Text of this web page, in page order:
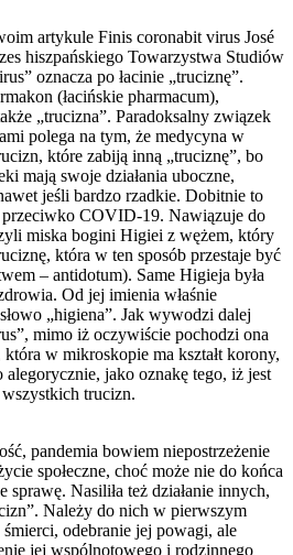
artykule Finis coronabit virus José
hiszpańskiego Towarzystwa Studiów
oznacza po łacinie „truciznę”.
(łacińskie pharmacum),
„trucizna”. Paradoksalny związek
polega na tym, że medycyna w
które zabiją inną „truciznę”, bo
mają swoje działania uboczne,
jeśli bardzo rzadkie. Dobitnie to
przeciwko COVID-19. Nawiązuje do
miska bogini Higiei z wężem, który
która w ten sposób przestaje być
– antidotum). Same Higieja była
Od jej imienia właśnie
„higiena”. Jak wywodzi dalej
mimo iż oczywiście pochodzi ona
w mikroskopie ma kształt korony,
jako oznakę tego, iż jest
trucizn.
pandemia bowiem niepostrzeżenie
społeczne, choć może nie do końca
sprawę. Nasiliła też działanie innych,
Należy do nich w pierwszym
odebranie jej powagi, ale
jej wspólnotowego i rodzinnego